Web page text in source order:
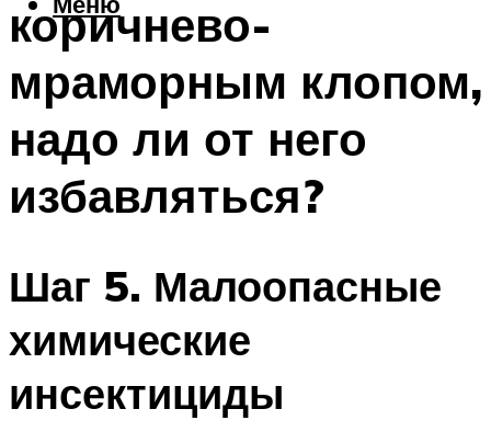
коричнево-
мраморным клопом,
надо ли от него
избавляться?
Шаг 5. Малоопасные
химические
инсектициды